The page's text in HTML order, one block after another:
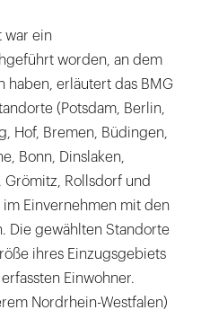
war ein
worden, an dem
haben, erläutert das BMG
(Potsdam, Berlin,
Hof, Bremen, Büdingen,
Bonn, Dinslaken,
Grömitz, Rollsdorf und
im Einvernehmen mit den
Die gewählten Standorte
ihres Einzugsgebiets
Einwohner.
Nordrhein-Westfalen)